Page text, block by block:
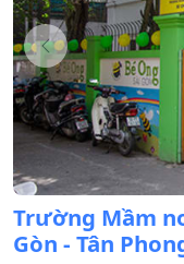
Trường Mầm
Gòn - Tân